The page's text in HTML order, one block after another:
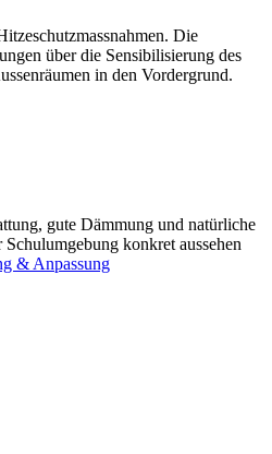
Die
über die Sensibilisierung des
in den Vordergrund.
gute Dämmung und natürliche
konkret aussehen
& Anpassung